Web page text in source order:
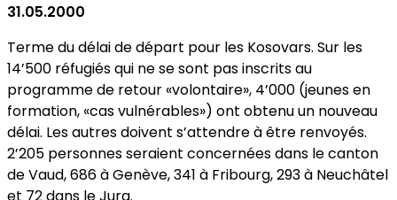
31.05.2000
Terme du délai de départ pour les Kosovars. Sur les
14’500 réfugiés qui ne se sont pas inscrits au
programme de retour «volontaire», 4’000 (jeunes en
formation, «cas vulnérables») ont obtenu un nouveau
délai. Les autres doivent s’attendre à être renvoyés.
2’205 personnes seraient concernées dans le canton
de Vaud, 686 à Genève, 341 à Fribourg, 293 à Neuchâtel
et 72 dans le Jura.